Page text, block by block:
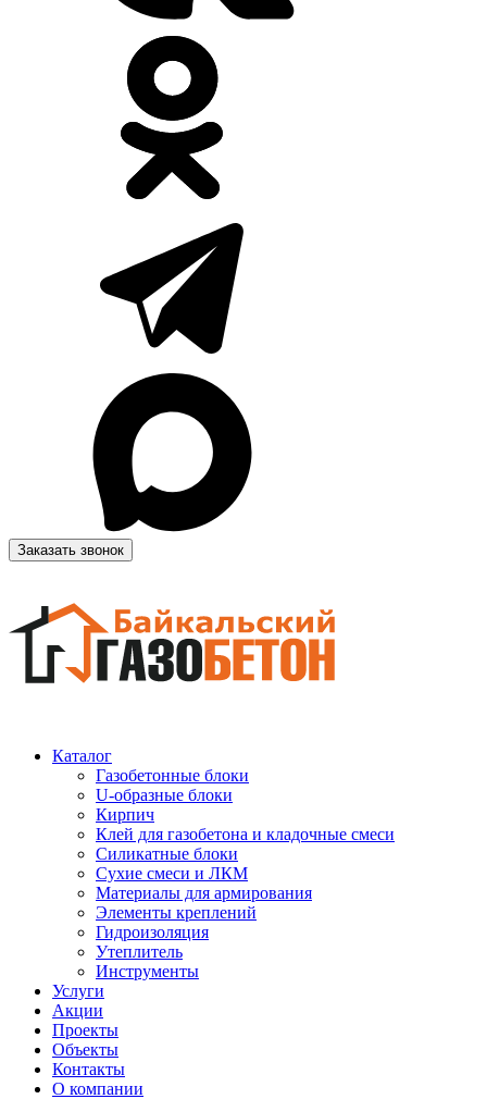
Заказать звонок
Каталог
Газобетонные блоки
U-образные блоки
Кирпич
Клей для газобетона и кладочные смеси
Силикатные блоки
Сухие смеси и ЛКМ
Материалы для армирования
Элементы креплений
Гидроизоляция
Утеплитель
Инструменты
Услуги
Акции
Проекты
Объекты
Контакты
О компании